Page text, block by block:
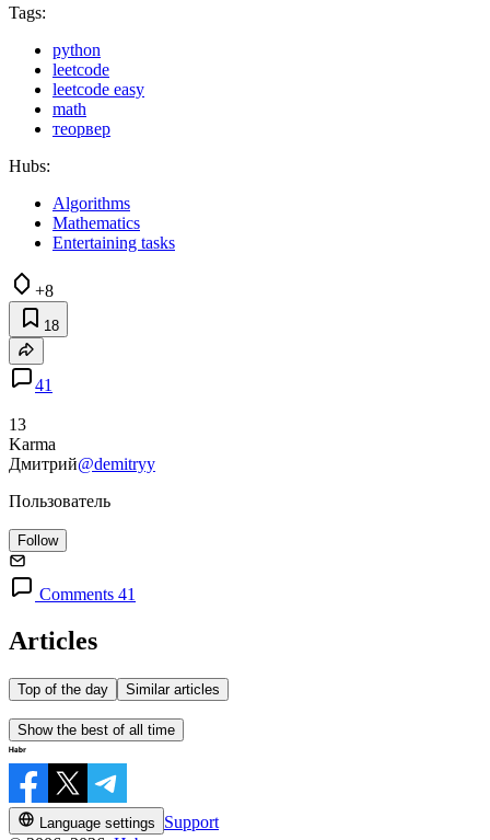
Tags:
python
leetcode
leetcode easy
math
теорвер
Hubs:
Algorithms
Mathematics
Entertaining tasks
+8
18
41
13
Karma
Дмитрий@demitryy
Пользователь
Follow
Comments 41
Articles
Top of the day Similar articles
Show the best of all time
Language settings
Support